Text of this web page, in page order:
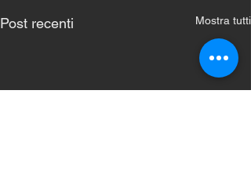
Post recenti Mostra tutti